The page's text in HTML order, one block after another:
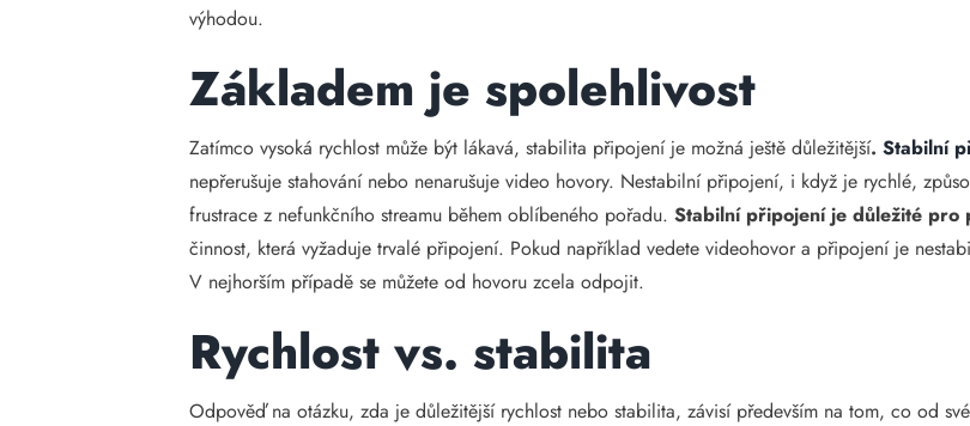
výhodou.
Základem je spolehlivost
Zatímco vysoká rychlost může být lákavá, stabilita připojení je možná ještě důležitější.Stabilní
nepřerušuje stahování nebo nenarušuje video hovory. Nestabilní připojení, i když je rychlé,
frustrace z nefunkčního streamu během oblíbeného pořadu.Stabilní připojení je důležité pro
činnost, která vyžaduje trvalé připojení. Pokud například vedete videohovor a připojení je
V nejhorším případě se můžete od hovoru zcela odpojit.
Rychlost vs. stabilita
Odpověď na otázku, zda je důležitější rychlost nebo stabilita, závisí především na tom, co od